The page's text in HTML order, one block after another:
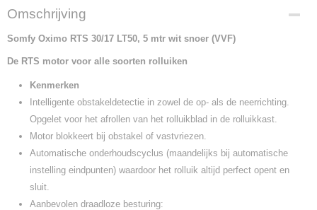
Productcode
1045311
Productcode leverancier
2 t/m 5 werkdagen
Omschrijving
Somfy Oximo RTS 30/17 LT50, 5 mtr wit snoer (VVF)
De RTS motor voor alle soorten rolluiken
Kenmerken
Intelligente obstakeldetectie in zowel de op- als de neerrichting.
Opgelet voor het afrollen van het rolluikblad in de rolluikkast.
Motor blokkeert bij obstakel of vastvriezen.
Automatische onderhoudscyclus (maandelijks bij automatische
instelling eindpunten) waardoor het rolluik altijd perfect opent en
sluit.
Aanbevolen draadloze besturing: